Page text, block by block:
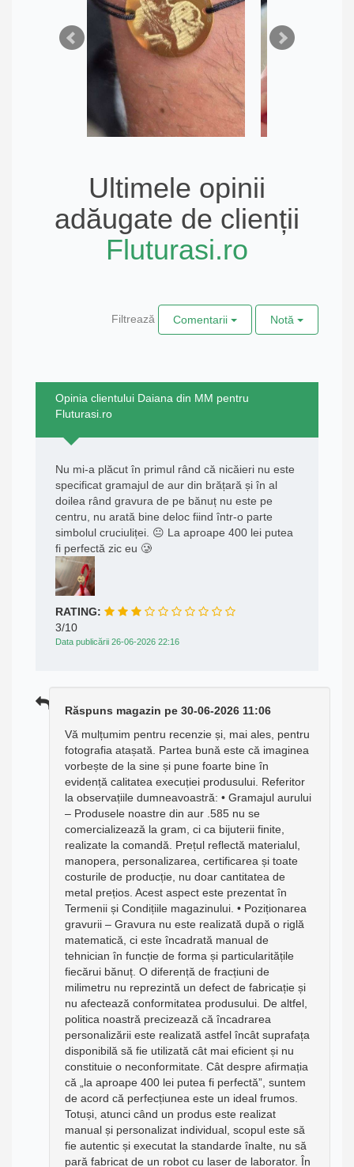
Ultimele opinii
adăugate de clienții
Fluturasi.ro
Filtrează Comentarii Notă
Opinia clientului Daiana din MM pentru
Fluturasi.ro
Nu mi-a plăcut în primul rând că nicăieri nu este
specificat gramajul de aur din brățară și în al
doilea rând gravura de pe bănuț nu este pe
centru, nu arată bine deloc fiind într-o parte
simbolul cruciuliței. 😐 La aproape 400 lei putea
fi perfectă zic eu 🥲
RATING:
3/10
Data publicării 26-06-2026 22:16
Răspuns magazin pe 30-06-2026 11:06
Vă mulțumim pentru recenzie și, mai ales, pentru
fotografia atașată. Partea bună este că imaginea
vorbește de la sine și pune foarte bine în
evidență calitatea execuției produsului. Referitor
la observațiile dumneavoastră: • Gramajul aurului
– Produsele noastre din aur .585 nu se
comercializează la gram, ci ca bijuterii finite,
realizate la comandă. Prețul reflectă materialul,
manopera, personalizarea, certificarea și toate
costurile de producție, nu doar cantitatea de
metal prețios. Acest aspect este prezentat în
Termenii și Condițiile magazinului. • Poziționarea
gravurii – Gravura nu este realizată după o riglă
matematică, ci este încadrată manual de
tehnician în funcție de forma și particularitățile
fiecărui bănuț. O diferență de fracțiuni de
milimetru nu reprezintă un defect de fabricație și
nu afectează conformitatea produsului. De altfel,
politica noastră precizează că încadrarea
personalizării este realizată astfel încât suprafața
disponibilă să fie utilizată cât mai eficient și nu
constituie o neconformitate. Cât despre afirmația
că „la aproape 400 lei putea fi perfectă”, suntem
de acord că perfecțiunea este un ideal frumos.
Totuși, atunci când un produs este realizat
manual și personalizat individual, scopul este să
fie autentic și executat la standarde înalte, nu să
pară fabricat de un robot cu laser de laborator. În